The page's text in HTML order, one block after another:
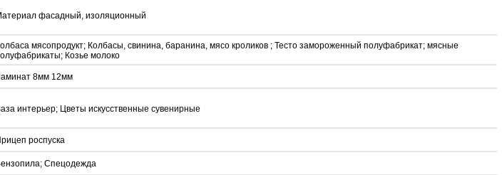
фасадный, изоляционный
мясопродукт; Колбасы, свинина, баранина, мясо кроликов ; Тесто замороженный полуфабрикат; мясные
Козье молоко
8мм 12мм
интерьер; Цветы искусственные сувенирные
роспуска
Спецодежда